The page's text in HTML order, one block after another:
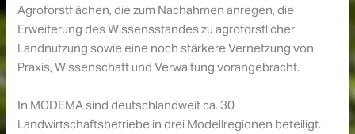
Agroforstflächen, die zum Nachahmen anregen, die
Erweiterung des Wissensstandes zu agroforstlicher
Landnutzung sowie eine noch stärkere Vernetzung von
Praxis, Wissenschaft und Verwaltung vorangebracht.
In MODEMA sind deutschlandweit ca. 30
Landwirtschaftsbetriebe in drei Modellregionen beteiligt.